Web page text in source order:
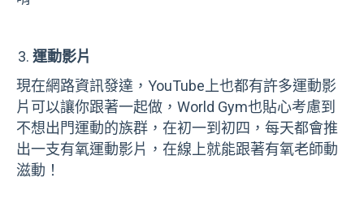
運動影片
現在網路資訊發達， YouTube上也都有許多運動影
片可以讓你跟著一起做， World Gym也貼心考慮到
不想出門運動的族群，在初一到初四，每天都會推
出一支有氧運動影片，在線上就能跟著有氧老師動
滋動！